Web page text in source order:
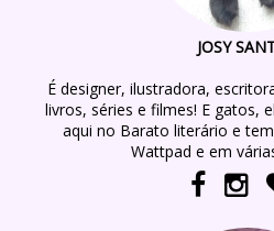
JOSY
É designer, ilustradora,
livros, séries e filmes! E gatos,
aqui no Barato literário e
Wattpad e em